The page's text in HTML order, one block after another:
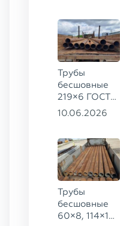
Трубы
бесшовные
219×6 ГОСТ
8732-78, ст.
10.06.2026
Трубы
бесшовные
60×8, 114×10,